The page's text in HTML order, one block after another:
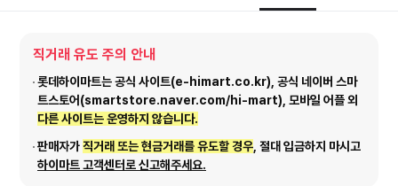
직거래 유도 주의 안내
롯데하이마트는 공식 사이트(e-himart.co.kr), 공식 네이버 스마
트스토어(smartstore.naver.com/hi-mart), 모바일 어플 외
다른 사이트는 운영하지 않습니다.
판매자가직거래 또는 현금거래를 유도할 경우 , 절대 입금하지 마시고
하이마트 고객센터로 신고해주세요.